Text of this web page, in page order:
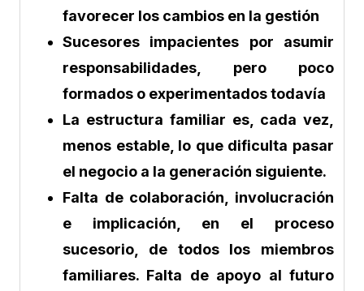
favorecer los cambios en la gestión
Sucesores impacientes por asumir
responsabilidades, pero poco
formados o experimentados todavía
La estructura familiar es, cada vez,
menos estable, lo que dificulta pasar
el negocio a la generación siguiente.
Falta de colaboración, involucración
e implicación, en el proceso
sucesorio, de todos los miembros
familiares. Falta de apoyo al futuro